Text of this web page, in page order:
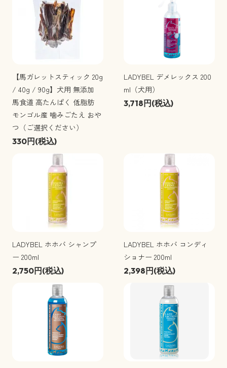
【馬ガレットスティック 20g
/ 40g / 90g】犬用 無添加
馬食道 高たんぱく 低脂肪
モンゴル産 噛みごたえ おや
つ（ご選択ください）
330円(税込)
LADYBEL デメレックス 200
ml（犬用）
3,718円(税込)
LADYBEL ホホバ シャンプ
ー 200ml
2,750円(税込)
LADYBEL ホホバ コンディ
ショナー 200ml
2,398円(税込)